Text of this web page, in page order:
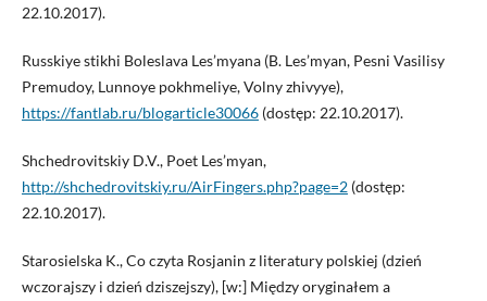
22.10.2017).
Russkiye stikhi Boleslava Les’myana (B. Les’myan, Pesni Vasilisy
Premudoy, Lunnoye pokhmeliye, Volny zhivyye),
https://fantlab.ru/blogarticle30066(dostęp: 22.10.2017).
Shchedrovitskiy D.V., Poet Les’myan,
http://shchedrovitskiy.ru/AirFingers.php?page=2(dostęp:
22.10.2017).
Starosielska K., Co czyta Rosjanin z literatury polskiej (dzień
wczorajszy i dzień dziszejszy), [w:] Między oryginałem a